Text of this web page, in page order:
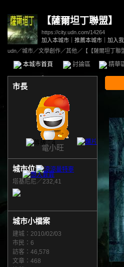
【薩爾坦丁聯盟】
https://city.udn.com/14264
加入本城市
推薦本城市 加入
udn／城市／文學創作／其他／ 【【薩爾坦丁聯
本城市首頁 討論區 精華
市長
電小旺
城市位置
塔基尼尼／232,41
城市小檔案
建城：2010/02/03
市民：6
訪客：46,578
文章：468